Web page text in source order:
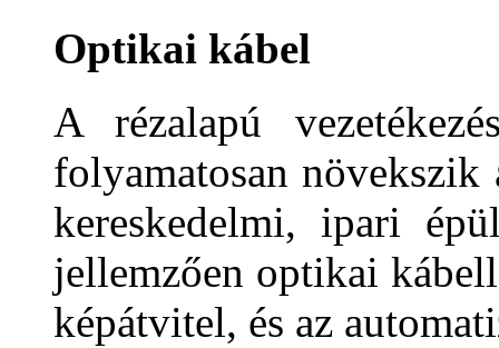
Optikai kábel
A rézalapú
folyamatosan növekszik
kereskedelmi, ipari
jellemzően optikai
képátvitel, és az